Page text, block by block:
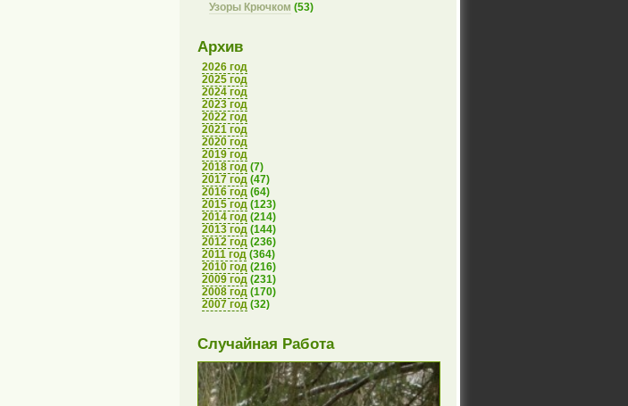
Узоры Крючком (53)
Архив
2026 год
2025 год
2024 год
2023 год
2022 год
2021 год
2020 год
2019 год
2018 год (7)
2017 год (47)
2016 год (64)
2015 год (123)
2014 год (214)
2013 год (144)
2012 год (236)
2011 год (364)
2010 год (216)
2009 год (231)
2008 год (170)
2007 год (32)
Случайная Работа